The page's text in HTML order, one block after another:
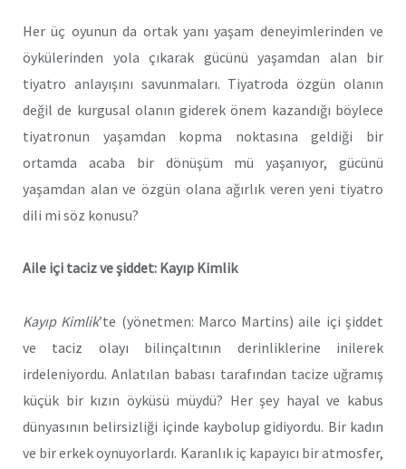
Her üç oyunun da ortak yanı yaşam deneyimlerinden ve
öykülerinden yola çıkarak gücünü yaşamdan alan bir
tiyatro anlayışını savunmaları. Tiyatroda özgün olanın
değil de kurgusal olanın giderek önem kazandığı böylece
tiyatronun yaşamdan kopma noktasına geldiği bir
ortamda acaba bir dönüşüm mü yaşanıyor, gücünü
yaşamdan alan ve özgün olana ağırlık veren yeni tiyatro
dili mi söz konusu?
Aile içi taciz ve şiddet: Kayıp Kimlik
Kayıp Kimlik’te (yönetmen: Marco Martins) aile içi şiddet
ve taciz olayı bilinçaltının derinliklerine inilerek
irdeleniyordu. Anlatılan babası tarafından tacize uğramış
küçük bir kızın öyküsü müydü? Her şey hayal ve kabus
dünyasının belirsizliği içinde kaybolup gidiyordu. Bir kadın
ve bir erkek oynuyorlardı. Karanlık iç kapayıcı bir atmosfer,